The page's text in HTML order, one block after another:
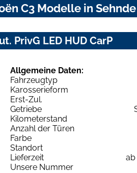
C3 Modelle in
PrivG LED HUD CarP
Allgemeine Daten:
Fahrzeugtyp
Karosserieform
Erst-Zul.
Getriebe
Kilometerstand
Anzahl der Türen
Farbe
Standort
Lieferzeit
ab
Unsere Nummer